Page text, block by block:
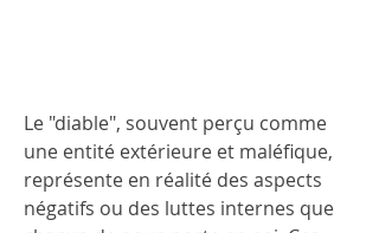
Le "diable", souvent perçu comme
une entité extérieure et maléfique,
représente en réalité des aspects
négatifs ou des luttes internes que